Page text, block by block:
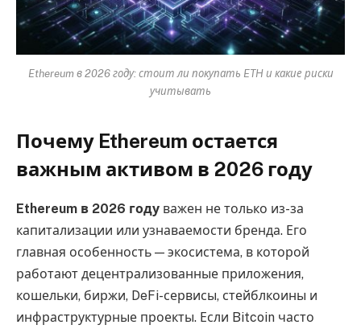
Ethereum в 2026 году: стоит ли покупать ETH и какие риски
учитывать
Почему Ethereum остается
важным активом в 2026 году
Ethereum в 2026 году важен не только из-за
капитализации или узнаваемости бренда. Его
главная особенность — экосистема, в которой
работают децентрализованные приложения,
кошельки, биржи, DeFi-сервисы, стейблкоины и
инфраструктурные проекты. Если Bitcoin часто